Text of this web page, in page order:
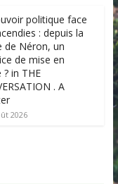
politique face
: depuis la
de Néron, un
de mise en
? in THE
. A
2026